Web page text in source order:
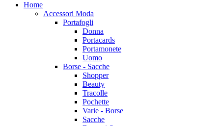
Home
Accessori Moda
Portafogli
Donna
Portacards
Portamonete
Uomo
Borse - Sacche
Shopper
Beauty
Tracolle
Pochette
Varie - Borse
Sacche